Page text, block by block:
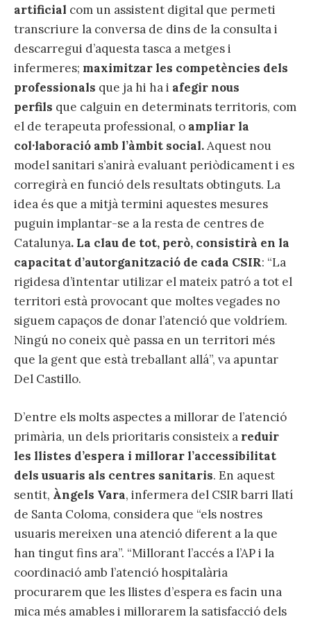
artificial com un assistent digital que permeti
transcriure la conversa de dins de la consulta i
descarregui d’aquesta tasca a metges i
infermeres; maximitzar les competències dels
professionals que ja hi ha i afegir nous
perfils que calguin en determinats territoris, com
el de terapeuta professional, o ampliar la
col·laboració amb l’àmbit social.Aquest nou
model sanitari s’anirà evaluant periòdicament i es
corregirà en funció dels resultats obtinguts. La
idea és que a mitjà termini aquestes mesures
puguin implantar-se a la resta de centres de
Catalunya. La clau de tot, però, consistirà en la
capacitat d’autorganització de cada CSIR: “La
rigidesa d’intentar utilizar el mateix patró a tot el
territori està provocant que moltes vegades no
siguem capaços de donar l’atenció que voldríem.
Ningú no coneix què passa en un territori més
que la gent que està treballant allá”, va apuntar
Del Castillo.
D’entre els molts aspectes a millorar de l’atenció
primària, un dels prioritaris consisteix a reduir
les llistes d’espera i millorar l’accessibilitat
dels usuaris als centres sanitaris. En aquest
sentit, Àngels Vara, infermera del CSIR barri llatí
de Santa Coloma, considera que “els nostres
usuaris mereixen una atenció diferent a la que
han tingut fins ara”. “Millorant l’accés a l’AP i la
coordinació amb l’atenció hospitalària
procurarem que les llistes d’espera es facin una
mica més amables i millorarem la satisfacció dels